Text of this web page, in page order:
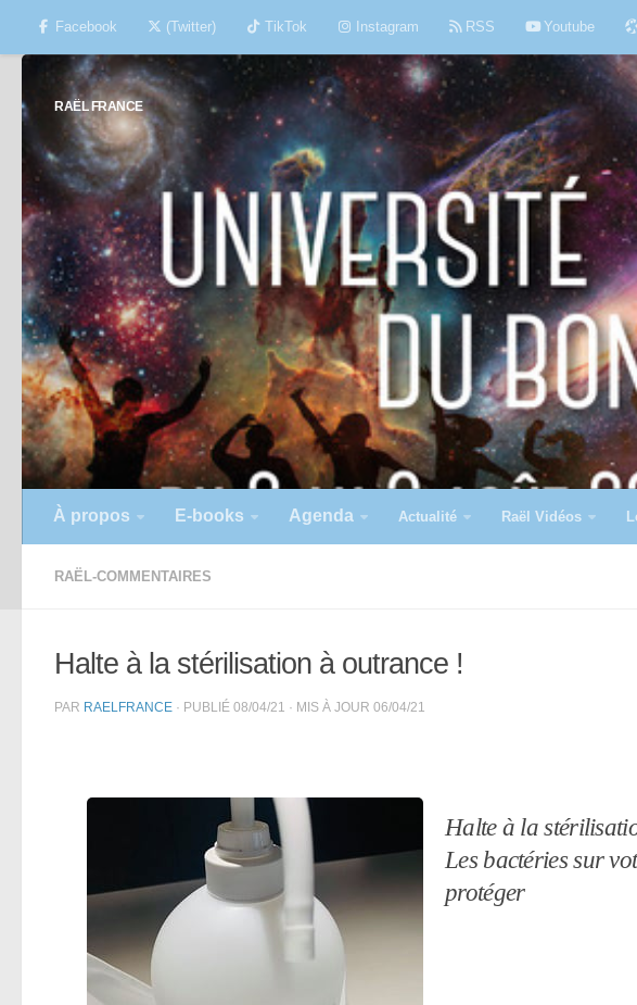
Skip to content
Facebook (Twitter) TikTok Instagram RSS Youtube
RAËL FRANCE
À propos E-books Agenda Actualité Raël Vidéos
RAËL-COMMENTAIRES
Halte à la stérilisation à outrance !
PAR RAELFRANCE · PUBLIÉ 08/04/21 · MIS À JOUR 06/04/21
Halte à la
Les bactéries sur
protéger